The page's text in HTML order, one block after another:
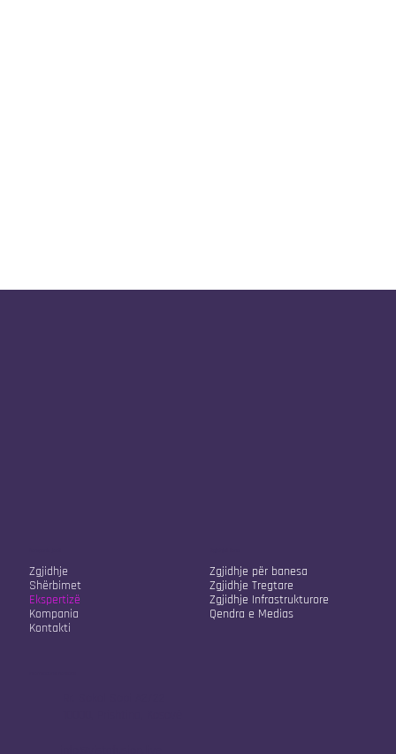
Zgjidhje
Shërbimet
Ekspertizë
Kompania
Kontakti
Zgjidhje për banesa
Zgjidhje Tregtare
Zgjidhje Infrastrukturore
Qendra e Medias